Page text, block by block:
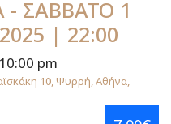
- ΣΑΒΒΑΤΟ 1
| 22:00
10:00 pm
10, Ψυρρή, Αθήνα,